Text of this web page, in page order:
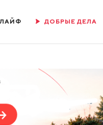
ДОБРЫЕ ДЕЛА